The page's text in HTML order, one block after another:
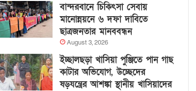
বান্দরবানে চিকিৎসা সেবায়
মানোন্নয়নে ৬ দফা দাবিতে
ছাত্রজনতার মানববন্ধন
August 3, 2026
ইচ্ছালছড়া খাসিয়া পুঞ্জিতে পান গাছ
কাটার অভিযোগ, উচ্ছেদের
ষড়যন্ত্রের আশঙ্কা স্থানীয় খাসিয়াদের